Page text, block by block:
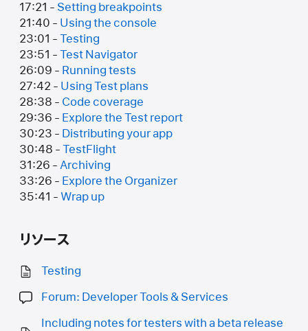
17:21 - Setting breakpoints
21:40 - Using the console
23:01 - Testing
23:51 - Test Navigator
26:09 - Running tests
27:42 - Using Test plans
28:38 - Code coverage
29:36 - Explore the Test report
30:23 - Distributing your app
30:48 - TestFlight
31:26 - Archiving
33:26 - Explore the Organizer
35:41 - Wrap up
リソース
Testing
Forum: Developer Tools & Services
Including notes for testers with a beta release